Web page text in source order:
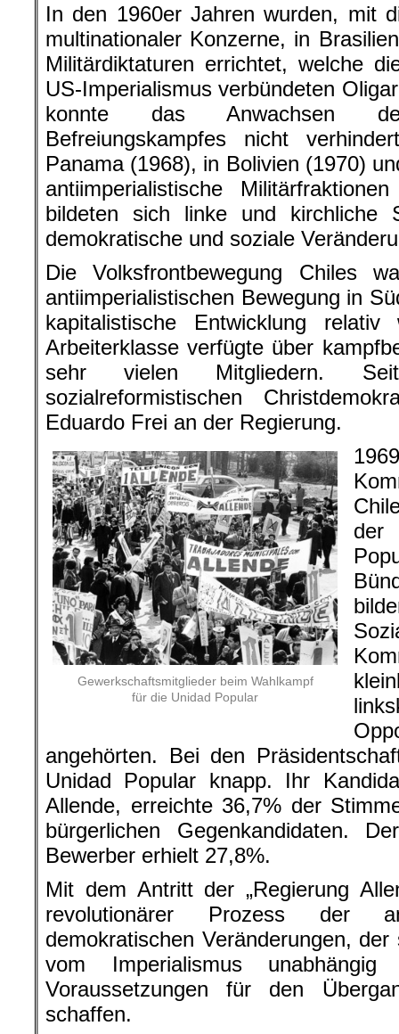
In den 1960er Jahren wurden, mit
multinationaler Konzerne, in
Militärdiktaturen errichtet, welche
US-Imperialismus verbündeten
konnte das Anwachsen des
Befreiungskampfes nicht
Panama (1968), in Bolivien (1970)
antiimperialistische
bildeten sich linke und kirchliche
demokratische und soziale
Die Volksfrontbewegung Chiles
antiimperialistischen Bewegung in
kapitalistische Entwicklung
Arbeiterklasse verfügte über
sehr vielen Mitgliedern.
sozialreformistischen
Eduardo Frei an der Regierung.
Gewerkschaftsmitglieder beim Wahlkampf
für die Unidad Popular
der
angehörten. Bei den
Unidad Popular knapp. Ihr
Allende, erreichte 36,7% der
bürgerlichen Gegenkandidaten.
Bewerber erhielt 27,8%.
Mit dem Antritt der „Regierung
revolutionärer Prozess der
demokratischen Veränderungen,
vom Imperialismus
Voraussetzungen für den
schaffen.